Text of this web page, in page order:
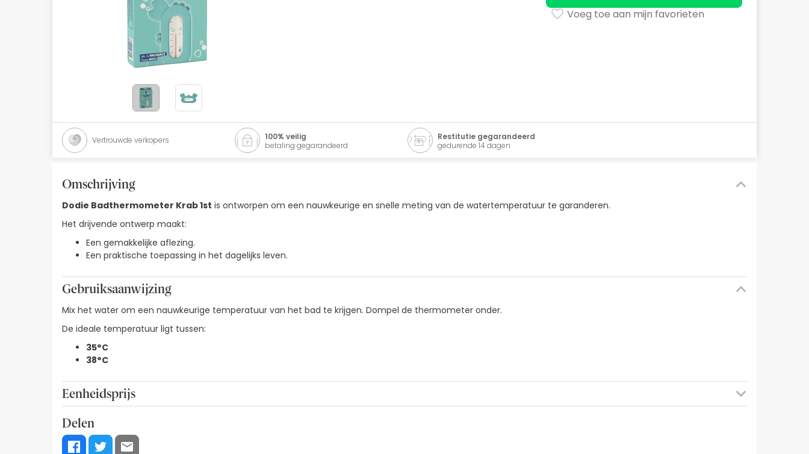
Natuurlijke cosmetica
Beste verkopers
Health Points
Voeg toe aan mijn favorieten
Vertrouwde verkopers
100% veilig
betaling gegarandeerd
Restitutie gegarandeerd
gedurende 14 dagen
Omschrijving
Dodie Badthermometer Krab 1st is ontworpen om een nauwkeurige en snelle meting van de watertemperatuur te garanderen.
Het drijvende ontwerp maakt:
Een gemakkelijke aflezing.
Een praktische toepassing in het dagelijks leven.
Gebruiksaanwijzing
Mix het water om een nauwkeurige temperatuur van het bad te krijgen. Dompel de thermometer onder.
De ideale temperatuur ligt tussen:
35°C
38°C
Eenheidsprijs
Delen